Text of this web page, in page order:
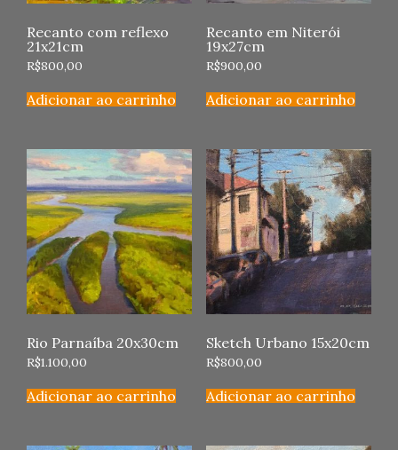
Recanto com reflexo
21x21cm
R$800,00
Adicionar ao carrinho
Recanto em Niterói
19x27cm
R$900,00
Adicionar ao carrinho
Rio Parnaíba 20x30cm
R$1.100,00
Adicionar ao carrinho
Sketch Urbano 15x20cm
R$800,00
Adicionar ao carrinho